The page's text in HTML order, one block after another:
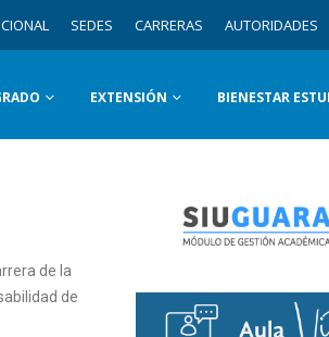
SEDES CARRERAS AUTORIDADES
EXTENSIÓN BIENESTAR
de la
de